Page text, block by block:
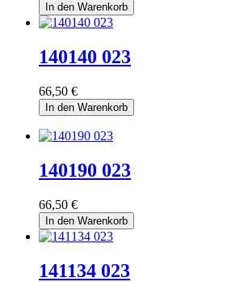
In den Warenkorb
140140 023
66,50 €
In den Warenkorb
140190 023
66,50 €
In den Warenkorb
141134 023